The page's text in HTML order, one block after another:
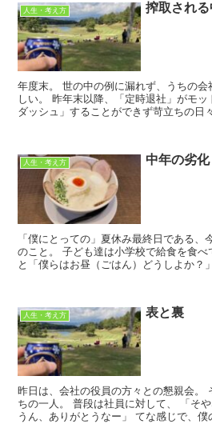
人生・考え方 搾取され
年度末。 世の中の例に漏れず、うちの会社も何やかんやで、まぁ忙
しい。 昨年末以降、「定時退社」がモットーの僕も中々「チャイム
ダッシュ」することができず苛立ちの日
人生・考え方 中年の劣化
「僕にとっての」夏休み最終日である、
のこと。 子ども達は小学校で給食を食べてから帰ってくるので、妻
と「僕らはお昼（ごはん）どうしよか？
人生・考え方 表と裏
昨日は、会社の役員の方々との懇親会。 そこでご一緒した役員のう
ちの一人。 普段は社員に対して、 「そやなー、わかるわー」「うん
うん、ありがとうなー」 てな感じで、僕の目から見ると「社員に対